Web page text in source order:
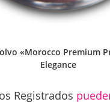
«Morocco Premium
Elegance
Registrados